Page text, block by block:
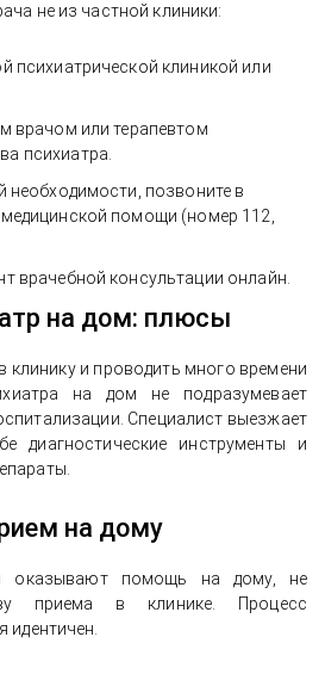
не из частной клиники:
психиатрической клиникой или
врачом или терапевтом
психиатра.
необходимости, позвоните в
помощи (номер 112,
врачебной консультации онлайн.
на дом: плюсы
клинику и проводить много времени
на дом не подразумевает
Специалист выезжает
диагностические инструменты и
на дому
оказывают помощь на дому, не
приема в клинике. Процесс
идентичен.